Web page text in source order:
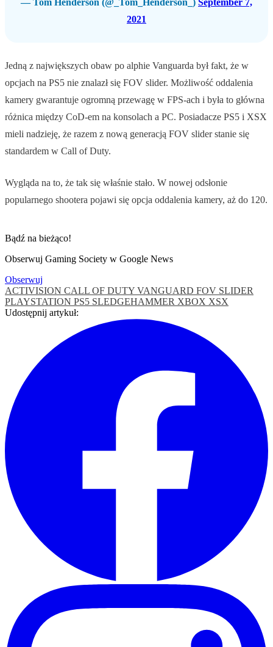
2021
Jedną z największych obaw po alphie Vanguarda był fakt, że w
opcjach na PS5 nie znalazł się FOV slider. Możliwość oddalenia
kamery gwarantuje ogromną przewagę w FPS-ach i była to główna
różnica między CoD-em na konsolach a PC. Posiadacze PS5 i XSX
mieli nadzieję, że razem z nową generacją FOV slider stanie się
standardem w Call of Duty.
Wygląda na to, że tak się właśnie stało. W nowej odsłonie
popularnego shootera pojawi się opcja oddalenia kamery, aż do 120.
Bądź na bieżąco!
Obserwuj Gaming Society w Google News
Obserwuj
ACTIVISION CALL OF DUTY VANGUARD FOV SLIDER
PLAYSTATION PS5 SLEDGEHAMMER XBOX XSX
Udostępnij artykuł: